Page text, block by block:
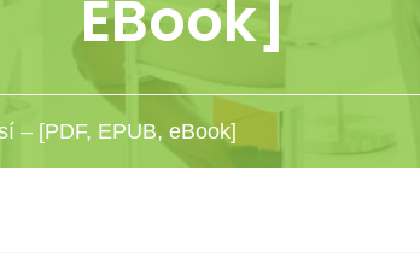
EBook]
– [PDF, EPUB, eBook]